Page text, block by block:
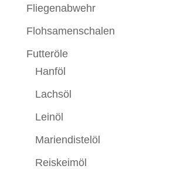
Fliegenabwehr
Flohsamenschalen
Futteröle
Hanföl
Lachsöl
Leinöl
Mariendistelöl
Reiskeimöl